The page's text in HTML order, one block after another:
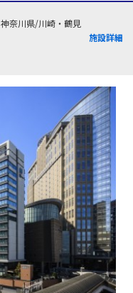
神奈川県/川崎・鶴見
施設詳細